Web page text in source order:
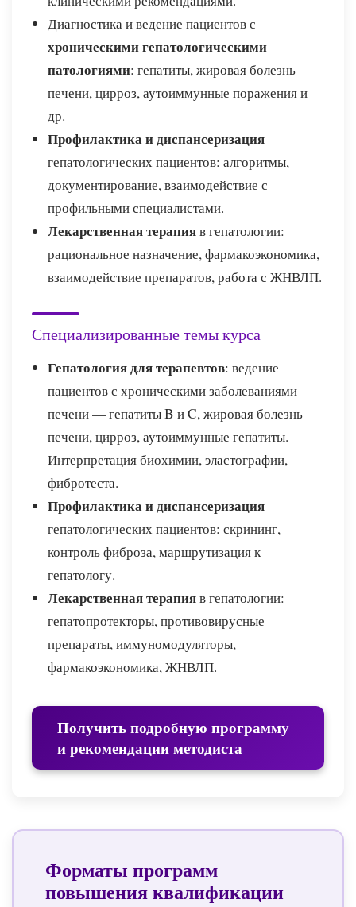
Диагностика и ведение пациентов с
хроническими гепатологическими
патологиями: гепатиты, жировая болезнь
печени, цирроз, аутоиммунные поражения и
др.
Профилактика и диспансеризация
гепатологических пациентов: алгоритмы,
документирование, взаимодействие с
профильными специалистами.
Лекарственная терапияв гепатологии:
рациональное назначение, фармакоэкономика,
взаимодействие препаратов, работа с ЖНВЛП.
Специализированные темы курса
Гепатология для терапевтов: ведение
пациентов с хроническими заболеваниями
печени — гепатиты B и C, жировая болезнь
печени, цирроз, аутоиммунные гепатиты.
Интерпретация биохимии, эластографии,
фибротеста.
Профилактика и диспансеризация
гепатологических пациентов: скрининг,
контроль фиброза, маршрутизация к
гепатологу.
Лекарственная терапияв гепатологии:
гепатопротекторы, противовирусные
препараты, иммуномодуляторы,
фармакоэкономика, ЖНВЛП.
Получить подробную программу
и рекомендации методиста
Форматы программ
повышения квалификации